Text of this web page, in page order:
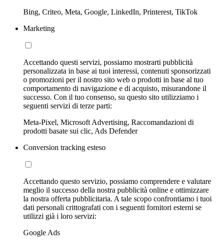
Bing, Criteo, Meta, Google, LinkedIn, Printerest, TikTok
Marketing
Accettando questi servizi, possiamo mostrarti pubblicità
personalizzata in base ai tuoi interessi, contenuti sponsorizzati
o promozioni per il nostro sito web o prodotti in base al tuo
comportamento di navigazione e di acquisto, misurandone il
successo. Con il tuo consenso, su questo sito utilizziamo i
seguenti servizi di terze parti:
Meta-Pixel, Microsoft Advertising, Raccomandazioni di
prodotti basate sui clic, Ads Defender
Conversion tracking esteso
Accettando questo servizio, possiamo comprendere e valutare
meglio il successo della nostra pubblicità online e ottimizzare
la nostra offerta pubblicitaria. A tale scopo confrontiamo i tuoi
dati personali crittografati con i seguenti fornitori esterni se
utilizzi già i loro servizi:
Google Ads